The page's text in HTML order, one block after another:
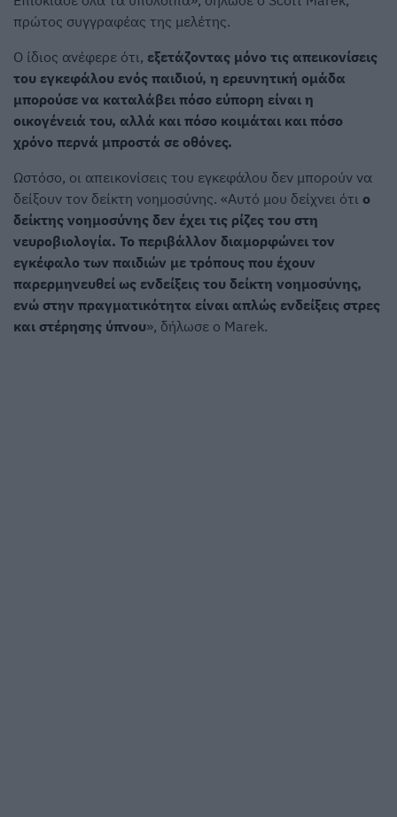
πρώτος συγγραφέας της μελέτης.
Ο ίδιος ανέφερε ότι, εξετάζοντας μόνο τις απεικονίσεις
του εγκεφάλου ενός παιδιού, η ερευνητική ομάδα
μπορούσε να καταλάβει πόσο εύπορη είναι η
οικογένειά του, αλλά και πόσο κοιμάται και πόσο
χρόνο περνά μπροστά σε οθόνες.
Ωστόσο, οι απεικονίσεις του εγκεφάλου δεν μπορούν να
δείξουν τον δείκτη νοημοσύνης. «Αυτό μου δείχνει ότι ο
δείκτης νοημοσύνης δεν έχει τις ρίζες του στη
νευροβιολογία. Το περιβάλλον διαμορφώνει τον
εγκέφαλο των παιδιών με τρόπους που έχουν
παρερμηνευθεί ως ενδείξεις του δείκτη νοημοσύνης,
ενώ στην πραγματικότητα είναι απλώς ενδείξεις στρες
και στέρησης ύπνου», δήλωσε ο Marek.